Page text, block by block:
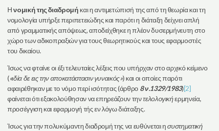
Ηνομική της διαδρομή και η αντιμετώπισή της από τη θεωρία και τη
νομολογία υπήρξε περιπετειώδης και παρότι η διάταξη δείχνει απλή
από γραμματικής απόψεως, αποδείχθηκε η πλέον δυσερμήνευτη στο
χώρο των αδικοπραξιών για τους θεωρητικούς και τους εφαρμοστές
του δικαίου.
Ίσως να φταίνε οι έξι τελευταίες λέξεις που υπήρχαν στο αρχικό κείμενο
(«ιδία δε εις την αποκατάστασιν γυναικός») και οι οποίες παρότι
αφαιρέθηκαν με το νόμο περί ισότητας (άρθρο 8 ν.1329/1983)[2]
φαίνεται ότι εξακολούθησαν να επηρεάζουν τηντελολογικήερμηνεία,
προσέγγιση και εφαρμογή τής εν λόγω διάταξης.
Ίσως για την πολυκύμαντη διαδρομή της να ευθύνεται ησυστηματική